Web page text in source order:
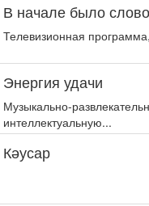
В начале было
Телевизионная
Энергия удачи
Музыкально-
интеллектуальную...
Кәусар